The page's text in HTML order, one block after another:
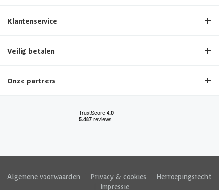
Klantenservice
Veilig betalen
Onze partners
Algemene voorwaarden Privacy & cookies
Herroepingsrecht
Impressie